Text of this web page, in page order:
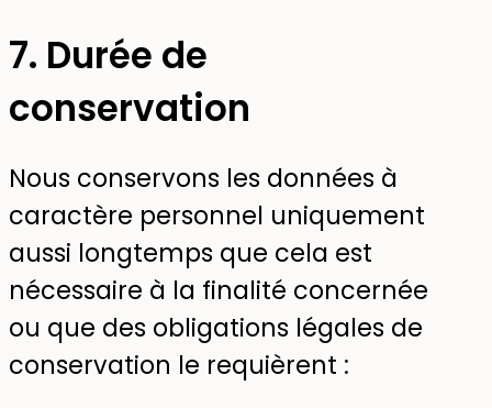
7. Durée de
conservation
Nous conservons les données à
caractère personnel uniquement
aussi longtemps que cela est
nécessaire à la finalité concernée
ou que des obligations légales de
conservation le requièrent :